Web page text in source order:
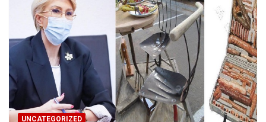
UNCATEGORIZED